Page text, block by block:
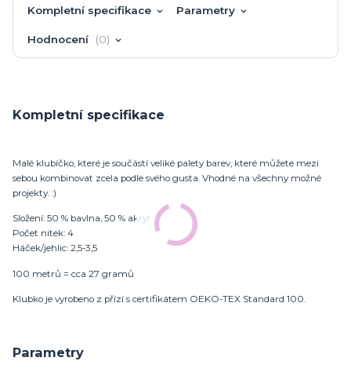
Kompletní specifikace Parametry
Hodnocení 0
Kompletní specifikace
Malé klubíčko, které je součástí veliké palety barev, které můžete mezi
sebou kombinovat zcela podle svého gusta. Vhodné na všechny možné
projekty. :)
Složení: 50 % bavlna, 50 % akryl
Počet nitek: 4
Háček/jehlic: 2,5-3,5
100 metrů = cca 27 gramů
Klubko je vyrobeno z přízí s certifikátem OEKO-TEX Standard 100.
Parametry